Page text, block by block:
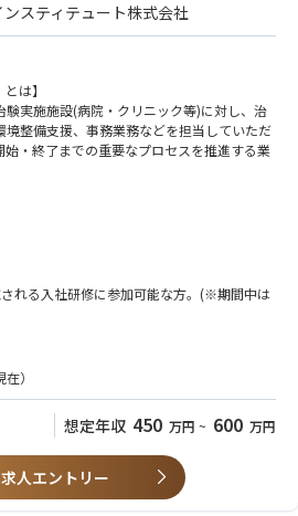
スティテュート株式会社
は】
実施施設(病院・クリニック等)に対し、治
整備支援、事務業務などを担当していただ
・終了までの重要なプロセスを推進する業
・相談
ための調査
全体支援
が、入社時研修やフォローアップ研修、OJT
充実しておりますのでご安心ください。
期等によって異なりますが、外勤5から7割：
れる入社研修に参加可能な方。(※期間中は
3年以上お持ちの方
営業経験がある方。
方。(MR・MS・医療機器営業等)
方。(施設開拓・メーカー向け営業等)
）
想定年収 450 万円 ~ 600 万円
求人エントリー